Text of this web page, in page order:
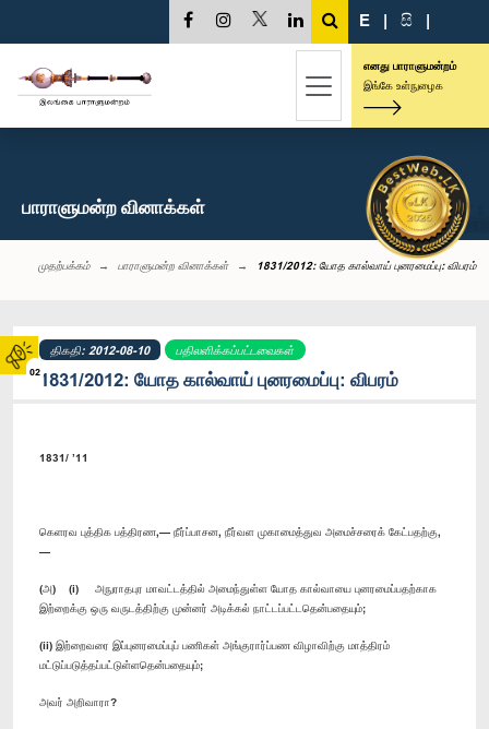
02
E | සි |
எனது பாராளுமன்றம்
இங்கே உள்நுழைக
பாராளுமன்ற வினாக்கள்
முதற்பக்கம் பாராளுமன்ற வினாக்கள் 1831/2012: யோத கால்வாய் புனரமைப்பு: விபரம்
திகதி: 2012-08-10 பதிலளிக்கப்பட்டவைகள்
1831/2012: யோத கால்வாய் புனரமைப்பு: விபரம்
1831/ ’11
கெளரவ புத்திக பத்திரண,— நீர்ப்பாசன, நீர்வள முகாமைத்துவ அமைச்சரைக் கேட்பதற்கு,
—
(அ) (i) அநுராதபுர மாவட்டத்தில் அமைந்துள்ள யோத கால்வாயை புனரமைப்பதற்காக
இற்றைக்கு ஒரு வருடத்திற்கு முன்னர் அடிக்கல் நாட்டப்பட்டதென்பதையும்;
(ii) இற்றைவரை இப்புனரமைப்புப் பணிகள் அங்குரார்ப்பண விழாவிற்கு மாத்திரம்
மட்டுப்படுத்தப்பட்டுள்ளதென்பதையும்;
அவர் அறிவாரா?